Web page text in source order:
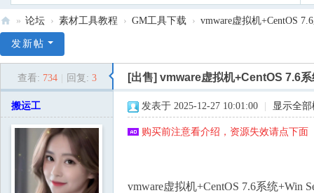
1
» 论坛 › 素材工具教程 › GM工具下载 › vmware虚拟机+CentOS
发新帖
查看: 734 回复: 3 [出售] vmware虚拟机+CentOS 7.6
搬运工 发表于 2025-12-27 10:01:00 显示全
购买前注意看介绍，资源失效请点下
vmware虚拟机+CentOS 7.6系统+Win